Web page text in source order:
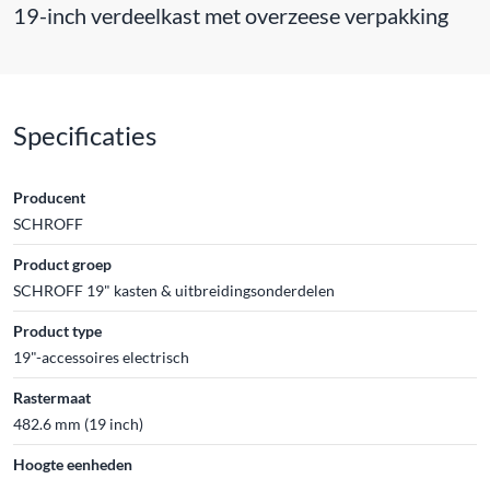
19-inch verdeelkast met overzeese verpakking
Specificaties
Producent
SCHROFF
Product groep
SCHROFF 19" kasten & uitbreidingsonderdelen
Product type
19"-accessoires electrisch
Rastermaat
482.6 mm (19 inch)
Hoogte eenheden